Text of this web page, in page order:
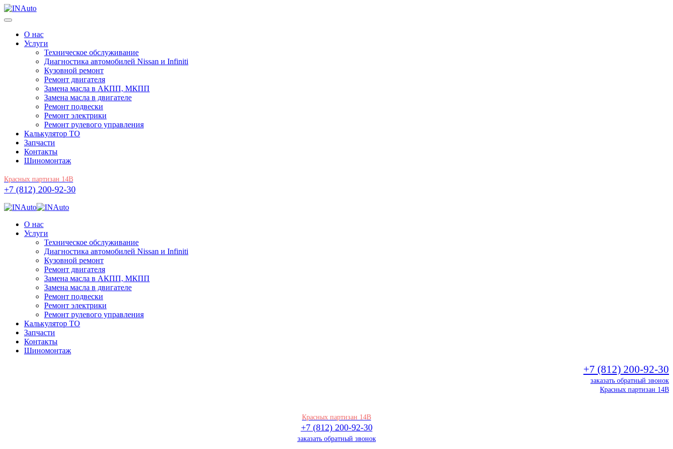
О нас
Услуги
Техническое обслуживание
Диагностика автомобилей Nissan и Infiniti
Кузовной ремонт
Ремонт двигателя
Замена масла в АКПП, МКПП
Замена масла в двигателе
Ремонт подвески
Ремонт электрики
Ремонт рулевого управления
Калькулятор ТО
Запчасти
Контакты
Шиномонтаж
Красных партизан 14В
+7 (812) 200-92-30
О нас
Услуги
Техническое обслуживание
Диагностика автомобилей Nissan и Infiniti
Кузовной ремонт
Ремонт двигателя
Замена масла в АКПП, МКПП
Замена масла в двигателе
Ремонт подвески
Ремонт электрики
Ремонт рулевого управления
Калькулятор ТО
Запчасти
Контакты
Шиномонтаж
+7 (812) 200-92-30
заказать обратный звонок
Красных партизан 14В
Красных партизан 14В
+7 (812) 200-92-30
заказать обратный звонок